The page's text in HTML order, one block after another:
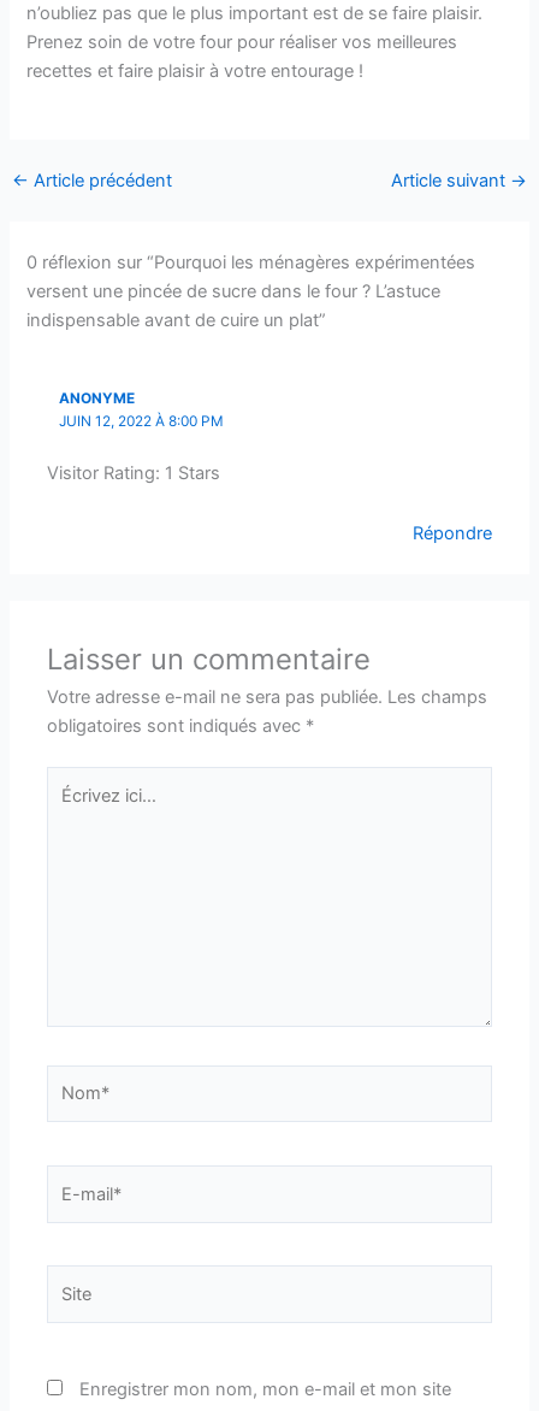
n’oubliez pas que le plus important est de se faire plaisir.
Prenez soin de votre four pour réaliser vos meilleures
recettes et faire plaisir à votre entourage !
← Article précédent Article suivant →
0 réflexion sur “Pourquoi les ménagères expérimentées
versent une pincée de sucre dans le four ? L’astuce
indispensable avant de cuire un plat”
ANONYME
JUIN 12, 2022 À 8:00 PM
Visitor Rating: 1 Stars
Répondre
Laisser un commentaire
Votre adresse e-mail ne sera pas publiée. Les champs
obligatoires sont indiqués avec *
Écrivez
ici…
mail*
Enregistrer mon nom, mon e-mail et mon site